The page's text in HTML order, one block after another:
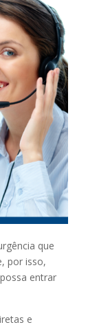
que
por isso,
entrar
e